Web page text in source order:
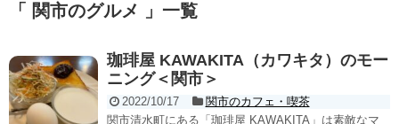
「 関市のグルメ 」一覧
珈琲屋 KAWAKITA（カワキタ）のモー
ニング＜関市＞
2022/10/17
関市のカフェ・喫茶
関市清水町にある「珈琲屋 KAWAKITA」は素敵なマ